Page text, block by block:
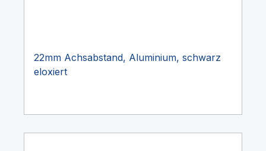
22mm Achsabstand, Aluminium, schwarz
eloxiert